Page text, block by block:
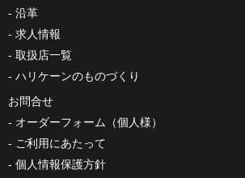
沿革
求人情報
取扱店一覧
ハリケーンのものづくり
お問合せ
オーダーフォーム（個人様）
ご利用にあたって
個人情報保護方針